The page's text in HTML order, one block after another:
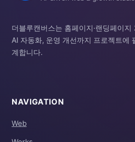
더블루캔버스는 홈페이지·랜딩페이지
AI 자동화, 운영 개선까지 프로젝트에
계합니다.
NAVIGATION
Web